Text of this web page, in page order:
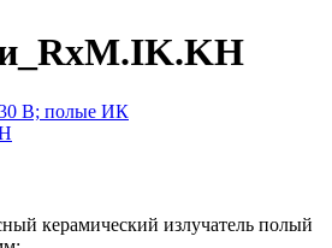
керамический излучатель полый